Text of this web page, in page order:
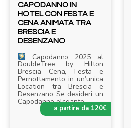
CAPODANNO IN
HOTEL CON FESTA E
CENA ANIMATA TRA
BRESCIA E
DESENZANO
Capodanno 2025 al
DoubleTree by Hilton
Brescia Cena, Festa e
Pernottamento in un’unica
Location tra Brescia e
Desenzano Se desideri un
Capodanno elegante.....
a partire da 120€